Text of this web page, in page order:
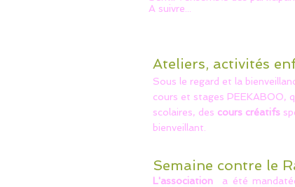
A suivre...
Ateliers, activités
Sous le regard et la
cours et stages PEEKABOO,
scolaires, des cours créatifs
bienveillant.
Semaine contre le
L'association a été